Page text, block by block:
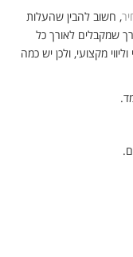
, חשוב להבין שהעלות
שמקבלים לאורך כל
מקצועי, ולכן יש כמה